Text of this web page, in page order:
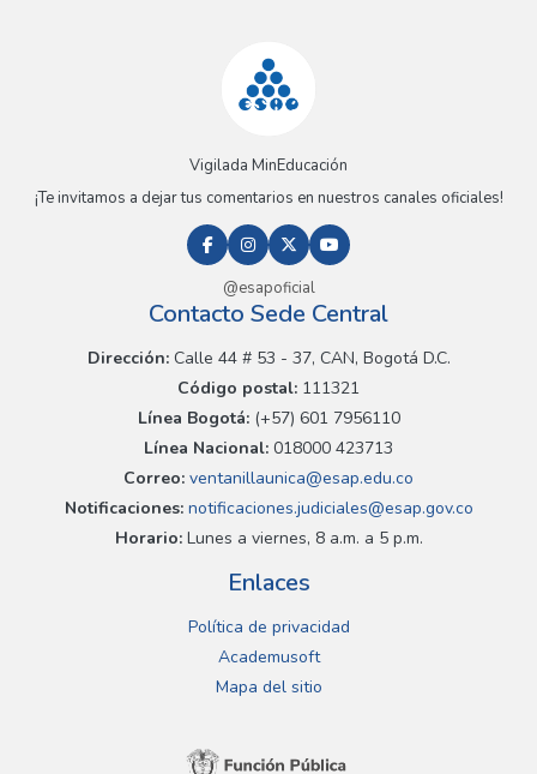
Vigilada MinEducación
¡Te invitamos a dejar tus comentarios en nuestros canales oficiales!
@esapoficial
Contacto Sede Central
Dirección:Calle 44 # 53 - 37, CAN, Bogotá D.C.
Código postal: 111321
Línea Bogotá:(+57) 601 7956110
Línea Nacional: 018000 423713
Correo: ventanillaunica@esap.edu.co
Notificaciones:notificaciones.judiciales@esap.gov.co
Horario:Lunes a viernes, 8 a.m. a 5 p.m.
Enlaces
Política de privacidad
Academusoft
Mapa del sitio